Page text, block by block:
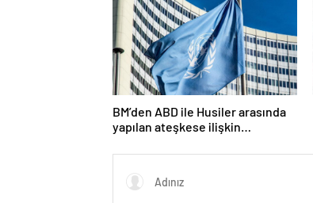
BM’den ABD ile Husiler arasında
yapılan ateşkese ilişkin